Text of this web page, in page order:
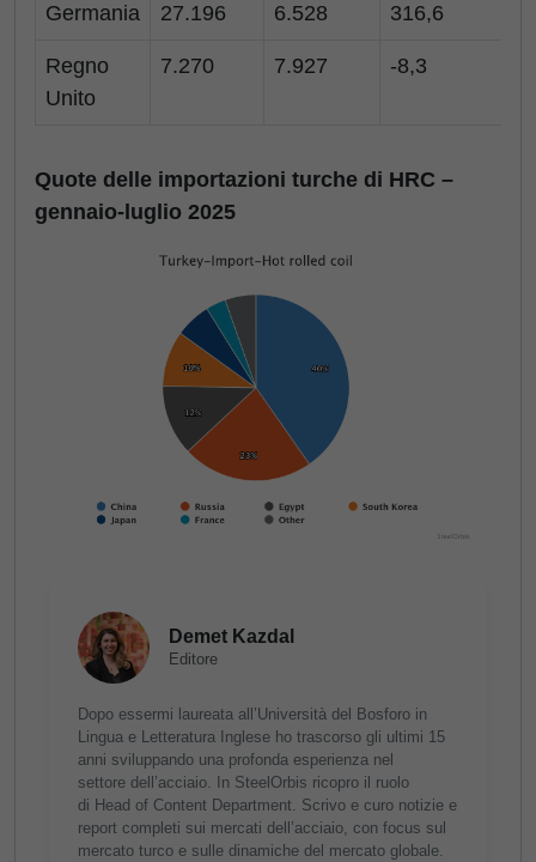
Germania 27.196 6.528 316,6
Regno
Unito
7.270 7.927 -8,3
Quote delle importazioni turche di HRC –
gennaio-luglio 2025
Demet Kazdal
Editore
Dopo essermi laureata all’Università del Bosforo in
Lingua e Letteratura Inglese ho trascorso gli ultimi 15
anni sviluppando una profonda esperienza nel
settore dell’acciaio. In SteelOrbis ricopro il ruolo
di Head of Content Department. Scrivo e curo notizie e
report completi sui mercati dell’acciaio, con focus sul
mercato turco e sulle dinamiche del mercato globale.